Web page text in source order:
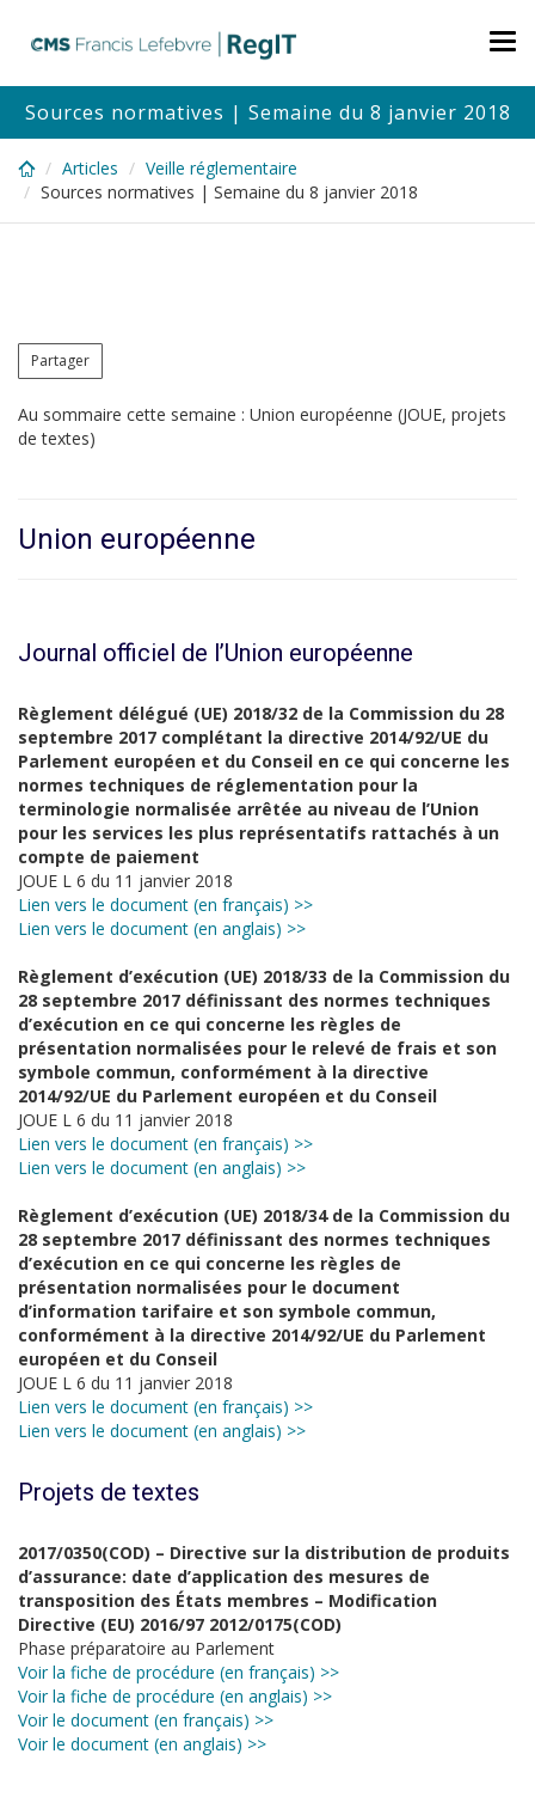
content
Sources normatives | Semaine du 8 janvier 2018
Articles
Veille réglementaire
Sources normatives | Semaine du 8 janvier 2018
Partager
Au sommaire cette semaine : Union européenne (JOUE, projets
de textes)
Union européenne
Journal officiel de l’Union européenne
Règlement délégué (UE) 2018/32 de la Commission du 28
septembre 2017 complétant la directive 2014/92/UE du
Parlement européen et du Conseil en ce qui concerne les
normes techniques de réglementation pour la
terminologie normalisée arrêtée au niveau de l’Union
pour les services les plus représentatifs rattachés à un
compte de paiement
JOUE L 6 du 11 janvier 2018
Lien vers le document (en français) >>
Lien vers le document (en anglais) >>
Règlement d’exécution (UE) 2018/33 de la Commission du
28 septembre 2017 définissant des normes techniques
d’exécution en ce qui concerne les règles de
présentation normalisées pour le relevé de frais et son
symbole commun, conformément à la directive
2014/92/UE du Parlement européen et du Conseil
JOUE L 6 du 11 janvier 2018
Lien vers le document (en français) >>
Lien vers le document (en anglais) >>
Règlement d’exécution (UE) 2018/34 de la Commission du
28 septembre 2017 définissant des normes techniques
d’exécution en ce qui concerne les règles de
présentation normalisées pour le document
d’information tarifaire et son symbole commun,
conformément à la directive 2014/92/UE du Parlement
européen et du Conseil
JOUE L 6 du 11 janvier 2018
Lien vers le document (en français) >>
Lien vers le document (en anglais) >>
Projets de textes
2017/0350(COD) – Directive sur la distribution de produits
d’assurance: date d’application des mesures de
transposition des États membres – Modification
Directive (EU) 2016/97 2012/0175(COD)
Phase préparatoire au Parlement
Voir la fiche de procédure (en français) >>
Voir la fiche de procédure (en anglais) >>
Voir le document (en français) >>
Voir le document (en anglais) >>